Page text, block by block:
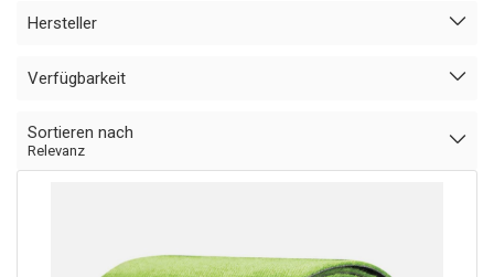
Hersteller
Verfügbarkeit
Sortieren nach
Relevanz